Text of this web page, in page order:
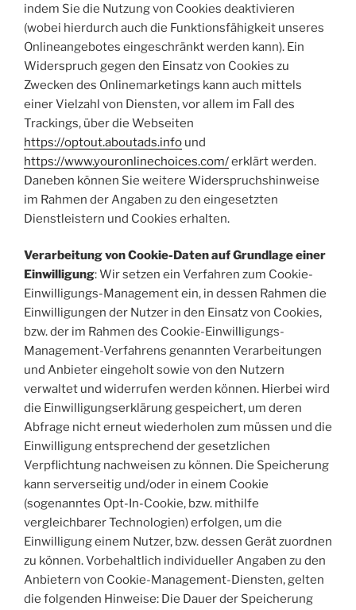
indem Sie die Nutzung von Cookies deaktivieren
(wobei hierdurch auch die Funktionsfähigkeit unseres
Onlineangebotes eingeschränkt werden kann). Ein
Widerspruch gegen den Einsatz von Cookies zu
Zwecken des Onlinemarketings kann auch mittels
einer Vielzahl von Diensten, vor allem im Fall des
Trackings, über die Webseiten
https://optout.aboutads.info und
https://www.youronlinechoices.com/erklärt werden.
Daneben können Sie weitere Widerspruchshinweise
im Rahmen der Angaben zu den eingesetzten
Dienstleistern und Cookies erhalten.
Verarbeitung von Cookie-Daten auf Grundlage einer
Einwilligung: Wir setzen ein Verfahren zum Cookie-
Einwilligungs-Management ein, in dessen Rahmen die
Einwilligungen der Nutzer in den Einsatz von Cookies,
bzw. der im Rahmen des Cookie-Einwilligungs-
Management-Verfahrens genannten Verarbeitungen
und Anbieter eingeholt sowie von den Nutzern
verwaltet und widerrufen werden können. Hierbei wird
die Einwilligungserklärung gespeichert, um deren
Abfrage nicht erneut wiederholen zum müssen und die
Einwilligung entsprechend der gesetzlichen
Verpflichtung nachweisen zu können. Die Speicherung
kann serverseitig und/oder in einem Cookie
(sogenanntes Opt-In-Cookie, bzw. mithilfe
vergleichbarer Technologien) erfolgen, um die
Einwilligung einem Nutzer, bzw. dessen Gerät zuordnen
zu können. Vorbehaltlich individueller Angaben zu den
Anbietern von Cookie-Management-Diensten, gelten
die folgenden Hinweise: Die Dauer der Speicherung